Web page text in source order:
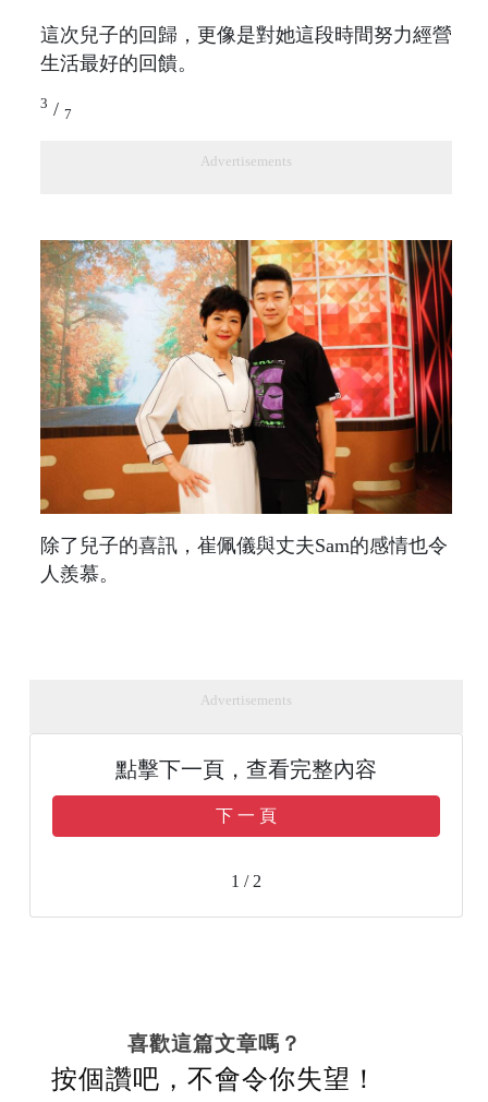
這次兒子的回歸，更像是對她這段時間努力經營
生活最好的回饋。
3 / 7
Advertisements
除了兒子的喜訊，崔佩儀與丈夫Sam的感情也令
人羨慕。
Advertisements
點擊下一頁，查看完整內容
下 一 頁
1 / 2
喜歡這篇文章嗎？
按個讚吧，不會令你失望！